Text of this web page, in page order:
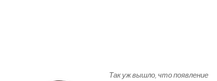
Так уж вышло, что появление